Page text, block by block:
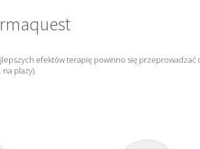
efektów terapię powinno się
plaży).